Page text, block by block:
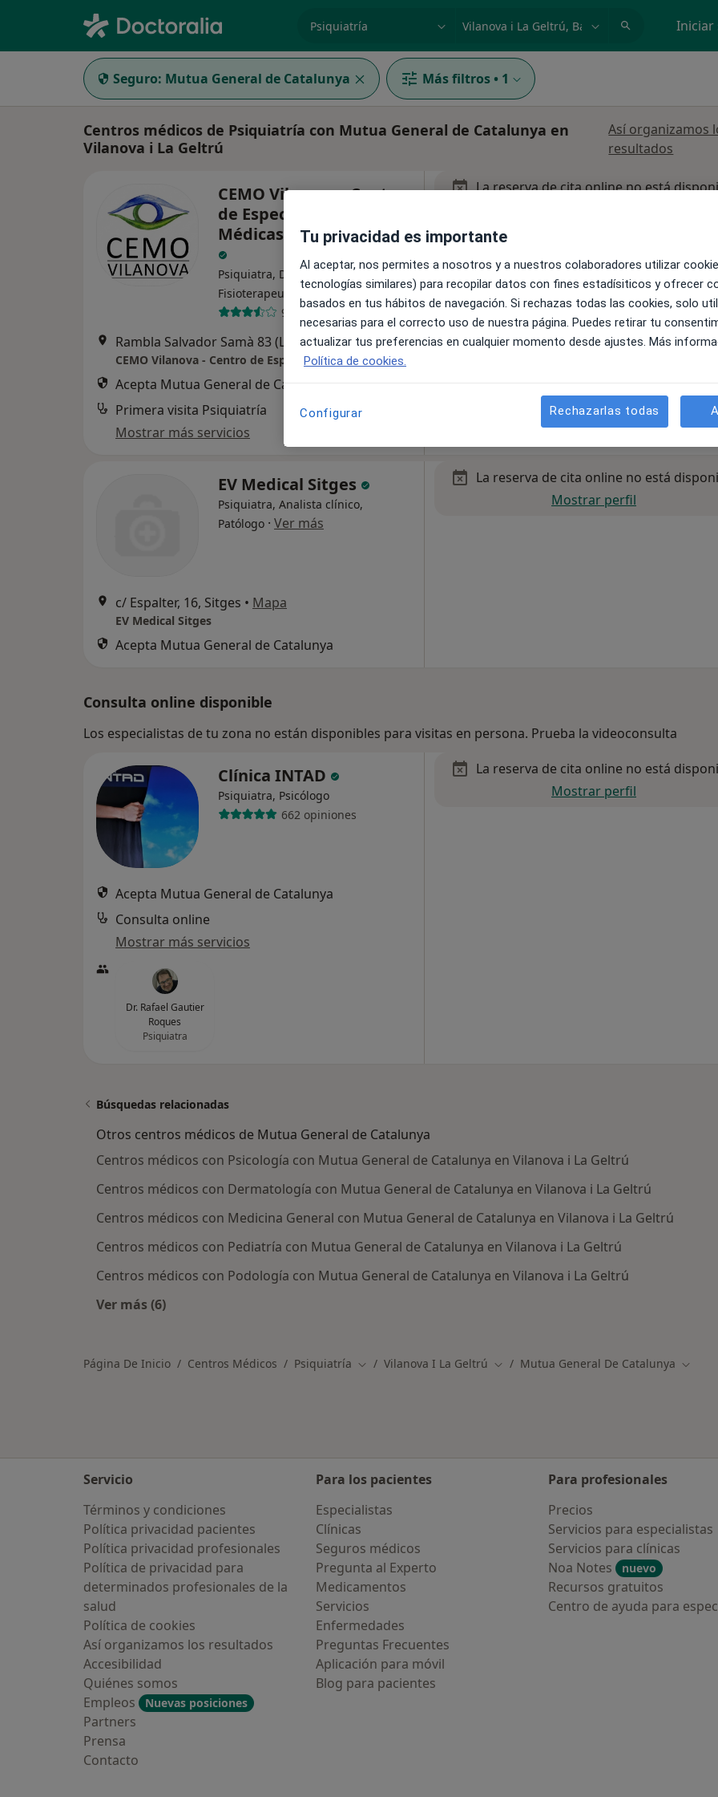
especialidad, enfermedad o nombre Iniciar
Seguro: Mutua General de Catalunya Más filtros • 1
Centros médicos de Psiquiatría con Mutua General de Catalunya en
Vilanova i La Geltrú
Así organizamos
resultados
CEMO Vilanova - Centro
de Especialidades
Médicas y Oftalmología
Psiquiatra, Dermatólogo,
Fisioterapeuta
·Ver más
9 opiniones
Rambla Salvador Samà 83 (Local D), Vilanova i La Geltrú• Mapa
CEMO Vilanova - Centro de Especialidades Médicas y Oftalmología
Acepta Mutua General de Catalunya
Primera visita Psiquiatría
Mostrar más servicios
La reserva de cita online no está
EV Medical Sitges
Psiquiatra, Analista clínico,
Patólogo · Ver más
c/ Espalter, 16, Sitges • Mapa
EV Medical Sitges
Acepta Mutua General de Catalunya
La reserva de cita online no está
Mostrar perfil
Consulta online disponible
Los especialistas de tu zona no están disponibles para visitas en persona. Prueba la videoconsulta
Clínica INTAD
Psiquiatra, Psicólogo
662 opiniones
Acepta Mutua General de Catalunya
Consulta online
Mostrar más servicios
Dr. Rafael Gautier
Roques
Psiquiatra
La reserva de cita online no está
Mostrar perfil
Búsquedas relacionadas
Otros centros médicos de Mutua General de Catalunya
Centros médicos con Psicología con Mutua General de Catalunya en Vilanova i La Geltrú
Centros médicos con Dermatología con Mutua General de Catalunya en Vilanova i La Geltrú
Centros médicos con Medicina General con Mutua General de Catalunya en Vilanova i La Geltrú
Centros médicos con Pediatría con Mutua General de Catalunya en Vilanova i La Geltrú
Centros médicos con Podología con Mutua General de Catalunya en Vilanova i La Geltrú
Ver más (6)
Página De Inicio Centros Médicos Psiquiatría Cambiar de ciudad
Vilanova I La Geltrú Cambiar de ciudad
Mutua General De Catalunya
Servicio
Términos y condiciones
Política privacidad pacientes
Política privacidad profesionales
Política de privacidad para
determinados profesionales de la
salud
Política de cookies
Así organizamos los resultados
Accesibilidad
Quiénes somos
Empleos
Nuevas posiciones
Partners
Prensa
Contacto
Para los pacientes
Especialistas
Clínicas
Seguros médicos
Pregunta al Experto
Medicamentos
Servicios
Enfermedades
Preguntas Frecuentes
Aplicación para móvil
Blog para pacientes
Para profesionales
Precios
Servicios para especialistas
Servicios para clínicas
Noa Notes
nuevo
Recursos gratuitos
Centro de ayuda para
Tu privacidad es importante
Al aceptar, nos permites a nosotros y a nuestros colaboradores utilizar
tecnologías similares) para recopilar datos con fines estadísiticos y ofrecer
basados en tus hábitos de navegación. Si rechazas todas las cookies, solo
necesarias para el correcto uso de nuestra página. Puedes retirar tu
actualizar tus preferencias en cualquier momento desde ajustes. Más
Política de cookies.
Configurar Rechazarlas todas